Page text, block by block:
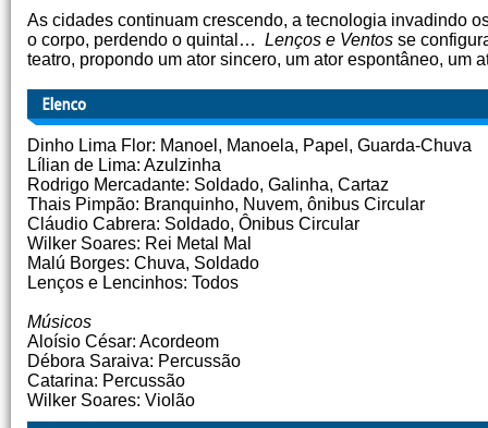
As cidades continuam crescendo, a tecnologia invadindo
o corpo, perdendo o quintal… Lenços e Ventos se
teatro, propondo um ator sincero, um ator espontâneo, um
Dinho Lima Flor: Manoel, Manoela, Papel, Guarda-Chuva
Lílian de Lima: Azulzinha
Rodrigo Mercadante: Soldado, Galinha, Cartaz
Thais Pimpão: Branquinho, Nuvem, ônibus Circular
Cláudio Cabrera: Soldado, Ônibus Circular
Wilker Soares: Rei Metal Mal
Malú Borges: Chuva, Soldado
Lenços e Lencinhos: Todos
Músicos
Aloísio César: Acordeom
Débora Saraiva: Percussão
Catarina: Percussão
Wilker Soares: Violão